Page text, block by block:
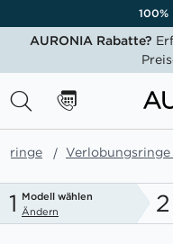
100%
AURONIA Rabatte?
Verlobungsringe
1 Modell wählen
Ändern
2